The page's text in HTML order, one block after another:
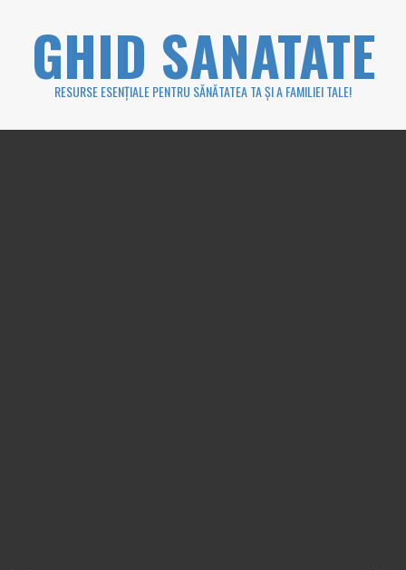
GHID SANATATE
RESURSE ESENȚIALE PENTRU SĂNĂTATEA TA ȘI A FAMILIEI TALE!